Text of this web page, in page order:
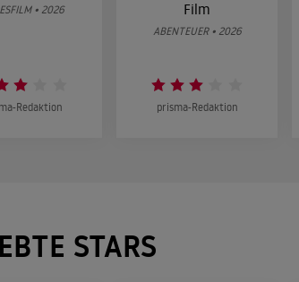
• 2026
Redaktion
Film
ABENTEUER • 2026
prisma-Redaktion
STARS